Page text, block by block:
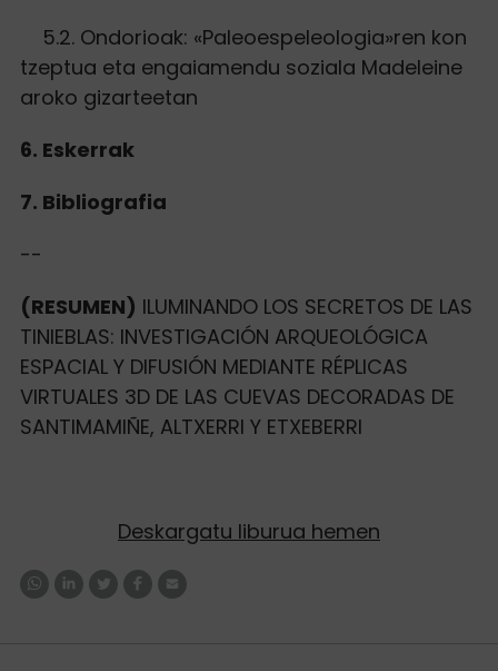
5.2. Ondorioak: «Paleoespeleologia»ren kon
tzeptua eta engaiamendu soziala Madeleine
aroko gizarteetan
6. Eskerrak
7. Bibliografia
--
(RESUMEN) ILUMINANDO LOS SECRETOS DE LAS
TINIEBLAS: INVESTIGACIÓN ARQUEOLÓGICA
ESPACIAL Y DIFUSIÓN MEDIANTE RÉPLICAS
VIRTUALES 3D DE LAS CUEVAS DECORADAS DE
SANTIMAMIÑE, ALTXERRI Y ETXEBERRI
Deskargatu liburua hemen